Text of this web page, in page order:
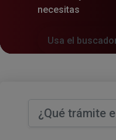
necesitas